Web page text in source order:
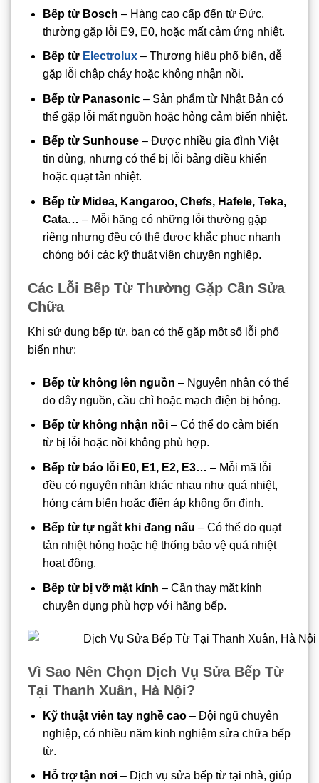
Bếp từ Bosch – Hàng cao cấp đến từ Đức,
thường gặp lỗi E9, E0, hoặc mất cảm ứng nhiệt.
Bếp từ Electrolux– Thương hiệu phổ biến, dễ
gặp lỗi chập cháy hoặc không nhận nồi.
Bếp từ Panasonic– Sản phẩm từ Nhật Bản có
thể gặp lỗi mất nguồn hoặc hỏng cảm biến nhiệt.
Bếp từ Sunhouse– Được nhiều gia đình Việt
tin dùng, nhưng có thể bị lỗi bảng điều khiển
hoặc quạt tản nhiệt.
Bếp từ Midea, Kangaroo, Chefs, Hafele, Teka,
Cata… – Mỗi hãng có những lỗi thường gặp
riêng nhưng đều có thể được khắc phục nhanh
chóng bởi các kỹ thuật viên chuyên nghiệp.
Các Lỗi Bếp Từ Thường Gặp Cần Sửa
Chữa
Khi sử dụng bếp từ, bạn có thể gặp một số lỗi phổ
biến như:
Bếp từ không lên nguồn – Nguyên nhân có thể
do dây nguồn, cầu chì hoặc mạch điện bị hỏng.
Bếp từ không nhận nồi– Có thể do cảm biến
từ bị lỗi hoặc nồi không phù hợp.
Bếp từ báo lỗi E0, E1, E2, E3… – Mỗi mã lỗi
đều có nguyên nhân khác nhau như quá nhiệt,
hỏng cảm biến hoặc điện áp không ổn định.
Bếp từ tự ngắt khi đang nấu – Có thể do quạt
tản nhiệt hỏng hoặc hệ thống bảo vệ quá nhiệt
hoạt động.
Bếp từ bị vỡ mặt kính – Cần thay mặt kính
chuyên dụng phù hợp với hãng bếp.
Vì Sao Nên Chọn Dịch Vụ Sửa Bếp Từ
Tại Thanh Xuân, Hà Nội?
Kỹ thuật viên tay nghề cao– Đội ngũ chuyên
nghiệp, có nhiều năm kinh nghiệm sửa chữa bếp
từ.
Hỗ trợ tận nơi– Dịch vụ sửa bếp từ tại nhà, giúp